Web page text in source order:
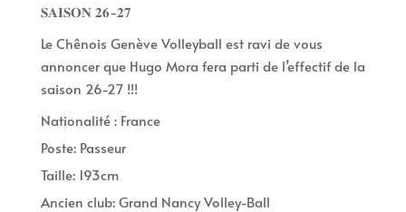
𝐒𝐀𝐈𝐒𝐎𝐍 𝟐𝟔-𝟐𝟕
Le Chênois Genève Volleyball est ravi de vous
annoncer que Hugo Mora fera parti de l’effectif de la
saison 26-27 !!!
Nationalité : France
Poste: Passeur
Taille: 193cm
Ancien club: Grand Nancy Volley-Ball